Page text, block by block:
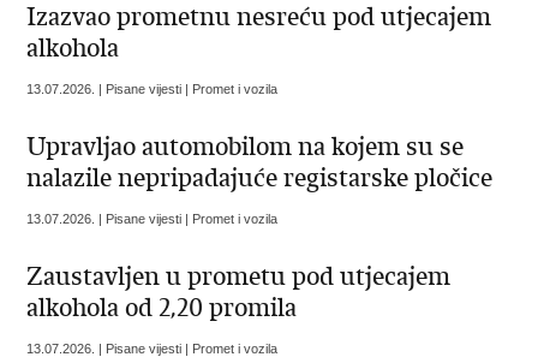
​Izazvao prometnu nesreću pod utjecajem
alkohola
13.07.2026. | Pisane vijesti | Promet i vozila
Upravljao automobilom na kojem su se
nalazile nepripadajuće registarske pločice
13.07.2026. | Pisane vijesti | Promet i vozila
Zaustavljen u prometu pod utjecajem
alkohola od 2,20 promila
13.07.2026. | Pisane vijesti | Promet i vozila